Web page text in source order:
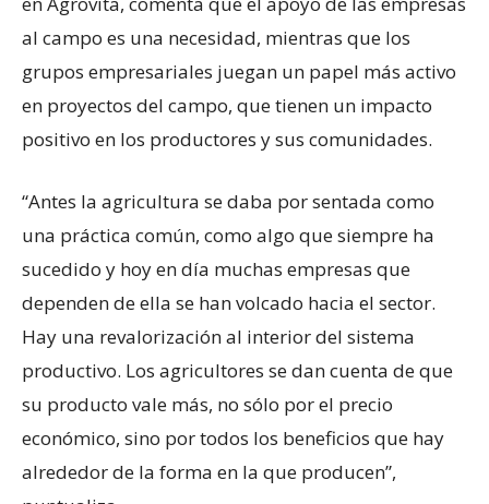
al campo es una necesidad, mientras que los
grupos empresariales juegan un papel más activo
en proyectos del campo, que tienen un impacto
positivo en los productores y sus comunidades.
“Antes la agricultura se daba por sentada como
una práctica común, como algo que siempre ha
sucedido y hoy en día muchas empresas que
dependen de ella se han volcado hacia el sector.
Hay una revalorización al interior del sistema
productivo. Los agricultores se dan cuenta de que
su producto vale más, no sólo por el precio
económico, sino por todos los beneficios que hay
alrededor de la forma en la que producen”,